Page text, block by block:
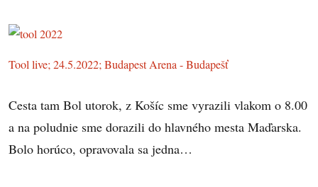
Tool live; 24.5.2022; Budapest Arena - Budapešť
Cesta tam Bol utorok, z Košíc sme vyrazili vlakom o 8.00
a na poludnie sme dorazili do hlavného mesta Maďarska.
Bolo horúco, opravovala sa jedna…